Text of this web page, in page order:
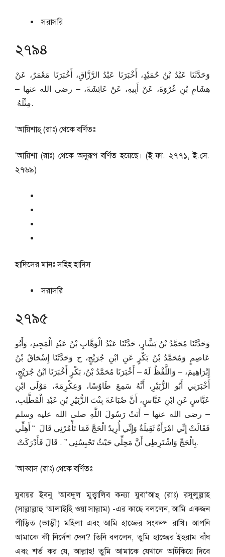
সরাসরি
২৭৯৪
وَحَدَّثَنَا عَبْدُ بْنُ حُمَيْدٍ، أَخْبَرَنَا عَبْدُ الرَّزَّاقِ، أَخْبَرَنَا مَعْمَرٌ، عَنْ
هِشَامِ بْنِ عُرْوَةَ، عَنْ أَبِيهِ، عَنْ عَائِشَةَ، – رضى الله عنها –
مِثْلَهُ ‏.
‘আয়িশাহ্ (রাঃ) থেকে বর্ণিতঃ
‘আয়িশা (রাঃ) থেকে অনুরূপ বর্ণিত হয়েছে। (ই.ফা. ২৭৭১, ই.সে.
২৭৬৯)
হাদিসের মানঃসহিহ হাদিস
সরাসরি
২৭৯৫
وَحَدَّثَنَا مُحَمَّدُ بْنُ بَشَّارٍ، حَدَّثَنَا عَبْدُ الْوَهَّابِ بْنُ عَبْدِ الْمَجِيدِ، وَأَبُو
عَاصِمٍ وَمُحَمَّدُ بْنُ بَكْرٍ عَنِ ابْنِ جُرَيْجٍ، ح وَحَدَّثَنَا إِسْحَاقُ بْنُ
إِبْرَاهِيمَ، – وَاللَّفْظُ لَهُ – أَخْبَرَنَا مُحَمَّدُ بْنُ، بَكْرٍ أَخْبَرَنَا ابْنُ جُرَيْجٍ،
أَخْبَرَنِي أَبُو الزُّبَيْرِ، أَنَّهُ سَمِعَ طَاوُسًا، وَعِكْرِمَةَ، مَوْلَى ابْنِ
عَبَّاسٍ عَنِ ابْنِ عَبَّاسٍ، أَنَّ ضُبَاعَةَ بِنْتَ الزُّبَيْرِ بْنِ عَبْدِ الْمُطَّلِبِ،
– رضى الله عنها – أَتَتْ رَسُولَ اللَّهِ صلى الله عليه وسلم
فَقَالَتْ إِنِّي امْرَأَةٌ ثَقِيلَةٌ وَإِنِّي أُرِيدُ الْحَجَّ فَمَا تَأْمُرُنِي قَالَ ‏ “‏ أَهِلِّي
بِالْحَجِّ وَاشْتَرِطِي أَنَّ مَحِلِّي حَيْثُ تَحْبِسُنِي ‏”‏ ‏.‏ قَالَ فَأَدْرَكَتْ ‏.
‘আব্বাস (রাঃ) থেকে বর্ণিতঃ
যুবায়র ইবনু ‘আবদুল মুত্ত্বালিব কন্যা যুবা‘আহ্ (রাঃ) রসূলুল্লাহ
(সাল্লাল্লাহু ‘আলাইহি ওয়া সাল্লাম) -এর কাছে বললেন, আমি একজন
পীড়িত (ভাড়ী) মহিলা এবং আমি হাজ্জের সংকল্প রাখি। আপনি
আমাকে কী নির্দেশ দেন? তিনি বললেন, তুমি হাজ্জের ইহরাম বাঁধ
এবং শর্ত কর যে, আল্লাহ! তুমি আমাকে যেখানে আটকিয়ে দিবে